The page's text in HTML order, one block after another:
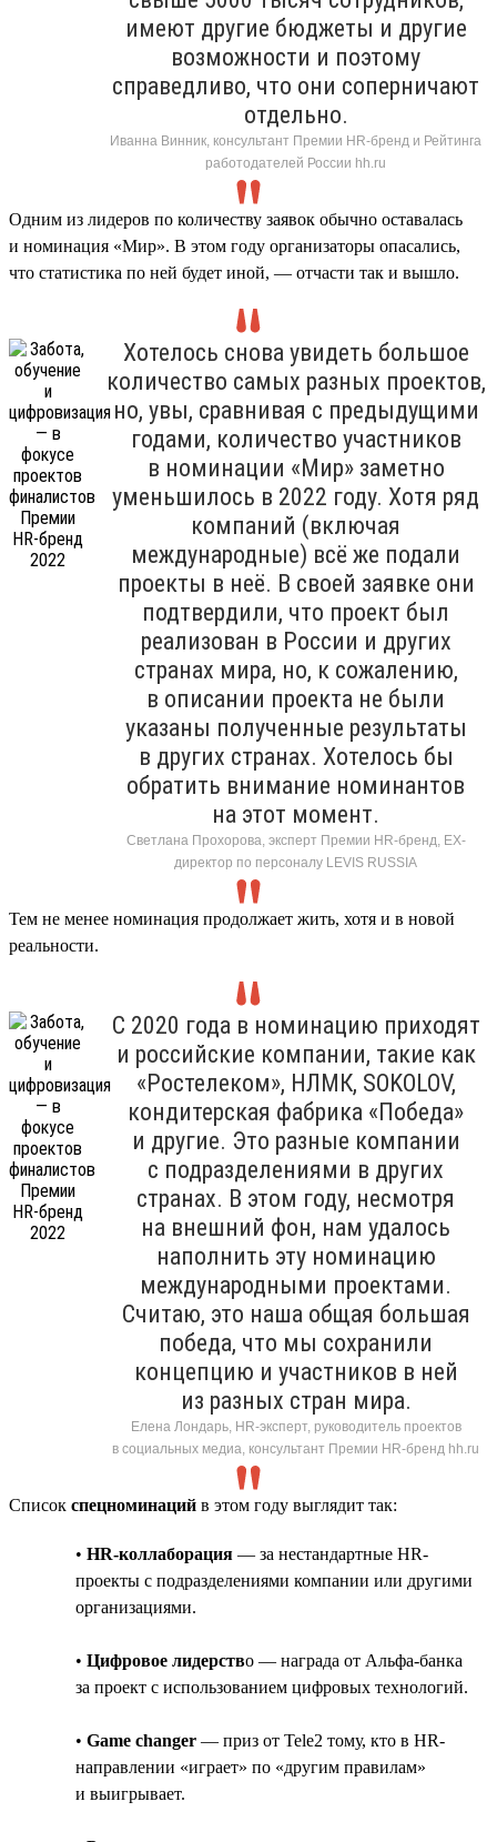
имеют другие бюджеты и другие
возможности и поэтому
справедливо, что они соперничают
отдельно.
Иванна Винник, консультант Премии HR-бренд и Рейтинга
работодателей России hh.ru
Одним из лидеров по количеству заявок обычно оставалась
и номинация «Мир». В этом году организаторы опасались,
что статистика по ней будет иной, — отчасти так и вышло.
Хотелось снова увидеть большое
количество самых разных проектов,
но, увы, сравнивая с предыдущими
годами, количество участников
в номинации «Мир» заметно
уменьшилось в 2022 году. Хотя ряд
компаний (включая
международные) всё же подали
проекты в неё. В своей заявке они
подтвердили, что проект был
реализован в России и других
странах мира, но, к сожалению,
в описании проекта не были
указаны полученные результаты
в других странах. Хотелось бы
обратить внимание номинантов
на этот момент.
Светлана Прохорова, эксперт Премии HR-бренд, EX-
директор по персоналу LEVIS RUSSIA
Тем не менее номинация продолжает жить, хотя и в новой
реальности.
С 2020 года в номинацию приходят
и российские компании, такие как
«Ростелеком», НЛМК, SOKOLOV,
кондитерская фабрика «Победа»
и другие. Это разные компании
с подразделениями в других
странах. В этом году, несмотря
на внешний фон, нам удалось
наполнить эту номинацию
международными проектами.
Считаю, это наша общая большая
победа, что мы сохранили
концепцию и участников в ней
из разных стран мира.
Елена Лондарь, HR-эксперт, руководитель проектов
в социальных медиа, консультант Премии HR-бренд hh.ru
Список спецноминаций в этом году выглядит так:
• HR-коллаборация — за нестандартные HR-
проекты с подразделениями компании или другими
организациями.
• Цифровое лидерство — награда от Альфа-банка
за проект с использованием цифровых технологий.
• Game changer — приз от Tele2 тому, кто в HR-
направлении «играет» по «другим правилам»
и выигрывает.